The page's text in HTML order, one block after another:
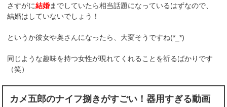
さすがに結婚までしていたら相当話題になっているはずなので、
結婚はしていないでしょう！
というか彼女や奥さんになったら、大変そうですね(*_*)
同じような趣味を持つ女性が現れてくれることを祈るばかりです
（笑）
カメ五郎のナイフ捌きがすごい！器用すぎる動画